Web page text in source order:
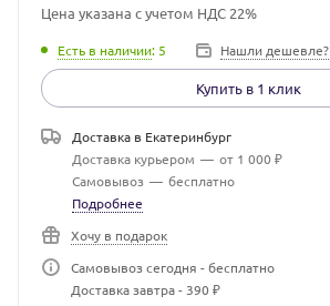
Цена указана с учетом НДС 22%
Есть в наличии: 5 Нашли дешевле?
Купить в 1 клик
Доставка в Екатеринбург
Доставка курьером — от 1 000 ₽
Самовывоз — бесплатно
Подробнее
Хочу в подарок
Самовывоз сегодня - бесплатно
Доставка завтра - 390 ₽